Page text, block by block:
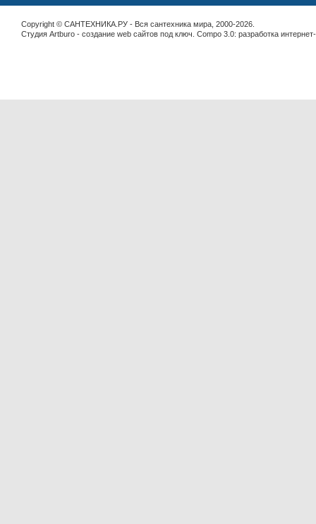
Copyright © САНТЕХНИКА.РУ - Вся сантехника мира, 2000-2026.
Студия Artburo - cоздание web сайтов под ключ . Compo 3.0: разработка